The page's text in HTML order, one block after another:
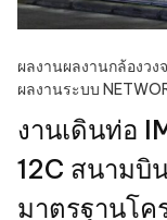
ผลงานผลงานกล้องวง
ผลงานระบบ
งานเดินท่อ
12C สนามบิ
มาตรฐานโ